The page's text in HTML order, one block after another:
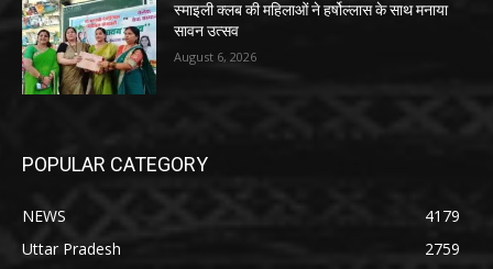
स्माइली क्लब की महिलाओं ने हर्षोल्लास के साथ मनाया
सावन उत्सव
August 6, 2026
POPULAR CATEGORY
NEWS
4179
Uttar Pradesh
2759